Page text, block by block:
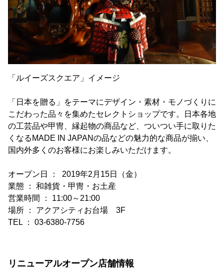
「ルイーズスクエア」イメージ
「日本を贈る」をテーマにデザイン・素材・モノづくりに
こだわった品々を集めたセレクトショップです。日本各地
の工芸品や甲冑、縁起物の商品など、ついつい手に取りた
くなるMADE IN JAPANの品などの魅力的な商品が揃い、
国内外多くのお客様にお楽しみいただけます。
オープン日 ： 2019年2月15日（金）
業態 ： 和雑貨・甲冑・お土産
営業時間 ： 11:00～21:00
場所 ： アクアシティお台場 3F
TEL ： 03-6380-7756
リニューアルオープン店舗情報